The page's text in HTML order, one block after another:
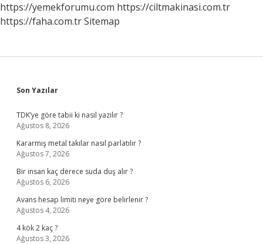
https://yemekforumu.com https://ciltmakinasi.com.tr
https://faha.com.trSitemap
Sidebar
Son Yazılar
TDK’ye göre tabii ki nasıl yazılır ?
Ağustos 8, 2026
Kararmış metal takılar nasıl parlatılır ?
Ağustos 7, 2026
Bir insan kaç derece suda duş alır ?
Ağustos 6, 2026
Avans hesap limiti neye göre belirlenir ?
Ağustos 4, 2026
4 kök 2 kaç ?
Ağustos 3, 2026